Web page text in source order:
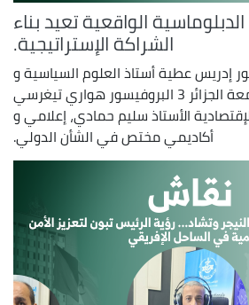
الدبلوماسية الواقعية تعيد بناء
الشراكة الإستراتيجية.
إدريس عطية أستاذ العلوم السياسية و
العلاقات الدولية بجامعة الجزائر 3 البروفيسور هواري تيغرسي
الأستاذ سليم حمادي، إعلامي و
أكاديمي مختص في الشأن الدولي.